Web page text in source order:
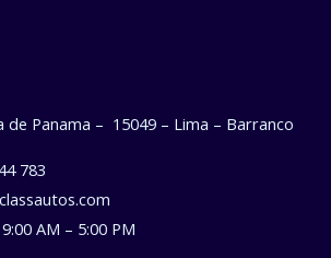
de Panama – 15049 – Lima – Barranco
783
AM – 5:00 PM